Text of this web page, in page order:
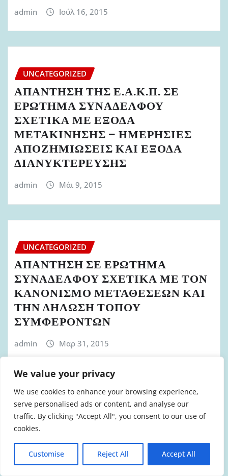
We value your privacy
We use cookies to enhance your browsing experience,
serve personalised ads or content, and analyse our
traffic. By clicking "Accept All", you consent to our use of
cookies.
Customise Reject All Accept All
admin Ιούλ 16, 2015
UNCATEGORIZED
ΑΠΑΝΤΗΣΗ ΤΗΣ Ε.Α.Κ.Π. ΣΕ
ΕΡΩΤΗΜΑ ΣΥΝΑΔΕΛΦΟΥ
ΣΧΕΤΙΚΑ ΜΕ ΕΞΟΔΑ
ΜΕΤΑΚΙΝΗΣΗΣ – ΗΜΕΡΗΣΙΕΣ
ΑΠΟΖΗΜΙΩΣΕΙΣ ΚΑΙ ΕΞΟΔΑ
ΔΙΑΝΥΚΤΕΡΕΥΣΗΣ
admin Μάι 9, 2015
UNCATEGORIZED
ΑΠΑΝΤΗΣΗ ΣΕ ΕΡΩΤΗΜΑ
ΣΥΝΑΔΕΛΦΟΥ ΣΧΕΤΙΚΑ ΜΕ ΤΟΝ
ΚΑΝΟΝΙΣΜΟ ΜΕΤΑΘΕΣΕΩΝ ΚΑΙ
ΤΗΝ ΔΗΛΩΣΗ ΤΟΠΟΥ
ΣΥΜΦΕΡΟΝΤΩΝ
admin Μαρ 31, 2015
UNCATEGORIZED
ΑΠΑΝΤΗΣΗ ΣΕ ΕΡΩΤΗΜΑ
ΣΥΝΑΔΕΛΦΟΥ ΣΧΕΤΙΚΑ ΜΕ ΤΗΝ
ΥΠΑΡΞΗ ΚΑΙ ΤΗΝ ΧΡΗΣΗ ΖΩΝΩΝ
ΑΣΦΑΛΕΙΑΣ ΣΤΑ ΠΥΡΟΣΒΕΣΤΙΚΑ